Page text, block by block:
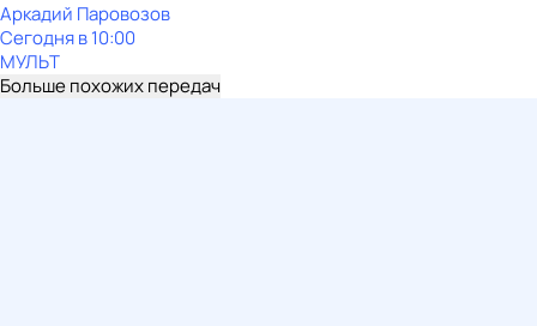
Аркадий Паровозов
Сегодня в 10:00
МУЛЬТ
Больше похожих передач